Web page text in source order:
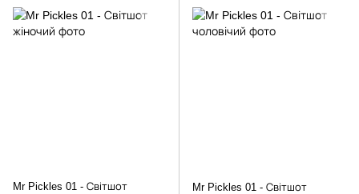
Mr Pickles 01 - Світшот
Mr Pickles 01 - Світшот